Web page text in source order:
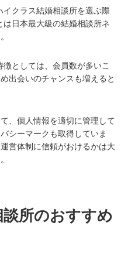
クラス結婚相談所を選ぶ際
日本最大級の結婚相談所ネ
としては、会員数が多いこ
出会いのチャンスも増えると
、個人情報を適切に管理して
シーマークも取得していま
営体制に信頼がおけるかは大
所のおすすめ